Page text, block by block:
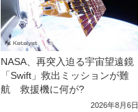
NASA、再突入迫る宇宙望遠鏡
「Swift」救出ミッションが難
航 救援機に何が?
2026年8月6日